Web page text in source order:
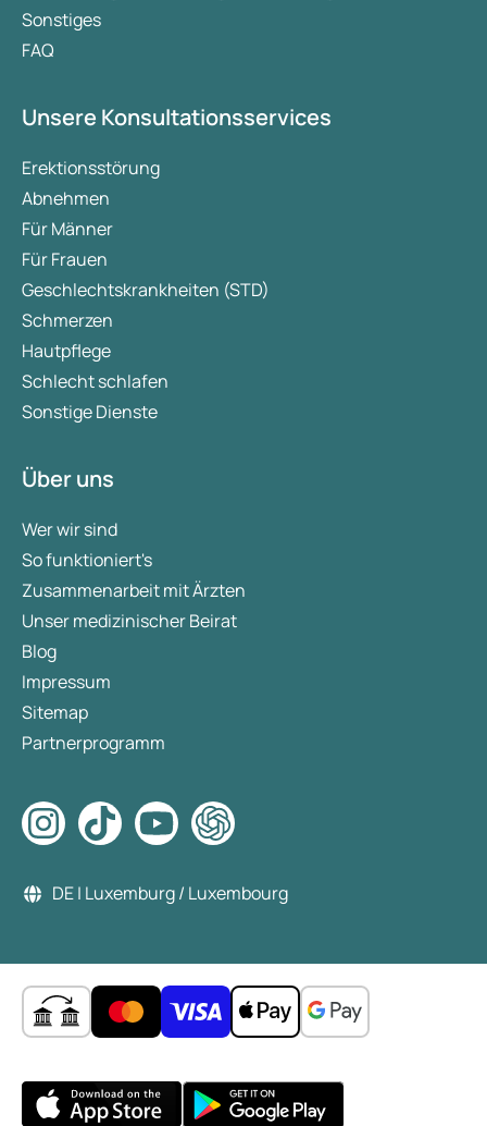
Sonstiges
FAQ
Unsere Konsultationsservices
Erektionsstörung
Abnehmen
Für Männer
Für Frauen
Geschlechtskrankheiten (STD)
Schmerzen
Hautpflege
Schlecht schlafen
Sonstige Dienste
Über uns
Wer wir sind
So funktioniert's
Zusammenarbeit mit Ärzten
Unser medizinischer Beirat
Blog
Impressum
Sitemap
Partnerprogramm
DE | Luxemburg / Luxembourg